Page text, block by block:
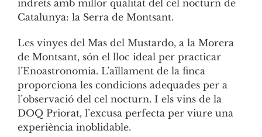
indrets amb millor qualitat del cel nocturn de
Catalunya: la Serra de Montsant.
Les vinyes del Mas del Mustardo, a la Morera
de Montsant, són el lloc ideal per practicar
l’Enoastronomia. L’aïllament de la finca
proporciona les condicions adequades per a
l’observació del cel nocturn. I els vins de la
DOQ Priorat, l’excusa perfecta per viure una
experiència inoblidable.